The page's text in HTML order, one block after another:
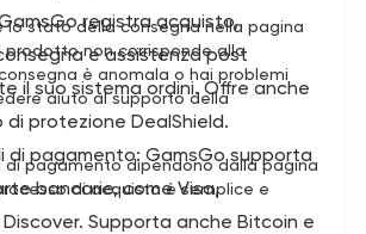
registra acquisto,
e assistenza post
il suo sistema ordini. Offre anche
di protezione DealShield.
di pagamento: GamsGo supporta
bancarie, come Visa,
Supporta anche Bitcoin e
lo stato della consegna nella pagina
prodotto non corrisponde alla
è anomala o hai problemi
aiuto al supporto della
di pagamento dipendono dalla pagina
di acquisto è semplice e